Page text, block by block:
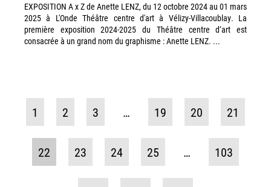
EXPOSITION A x Z de Anette LENZ, du 12 octobre 2024 au 01 mars
2025 à L'Onde Théâtre centre d'art à Vélizy-Villacoublay. La
première exposition 2024-2025 du Théâtre centre d‘art est
consacrée à un grand nom du graphisme : Anette LENZ. ...
1 2 3 … 19 20 21
22 23 24 25 … 103